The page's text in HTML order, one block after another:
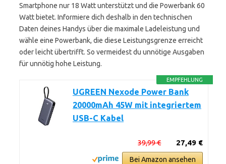
Smartphone nur 18 Watt unterstützt und die Powerbank 60
Watt bietet. Informiere dich deshalb in den technischen
Daten deines Handys über die maximale Ladeleistung und
wähle eine Powerbank, die diese Leistungsgrenze erreicht
oder leicht übertrifft. So vermeidest du unnötige Ausgaben
für unnötig hohe Leistung.
EMPFEHLUNG
UGREEN Nexode Power Bank
20000mAh 45W mit integriertem
USB-C Kabel
27,49 €
39,99 €
Bei Amazon ansehen